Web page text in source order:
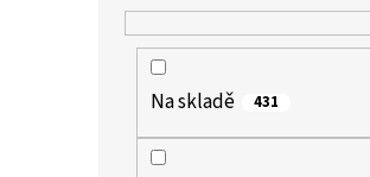
Na skladě 431